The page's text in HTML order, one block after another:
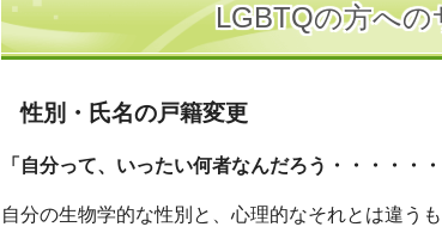
LGBTQの方への
性別・氏名の戸籍変更
「自分って、いったい何者なんだろう・・・・・・
自分の生物学的な性別と、心理的なそれとは違う